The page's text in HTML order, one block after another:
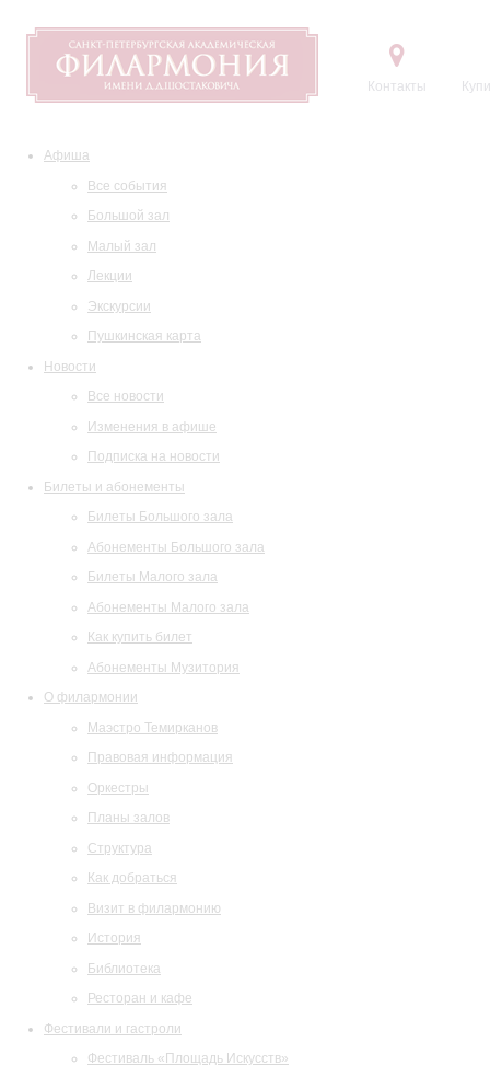
Контакты
Афиша
Все события
Большой зал
Малый зал
Лекции
Экскурсии
Пушкинская карта
Новости
Все новости
Изменения в афише
Подписка на новости
Билеты и абонементы
Билеты Большого зала
Абонементы Большого зала
Билеты Малого зала
Абонементы Малого зала
Как купить билет
Абонементы Музитория
О филармонии
Маэстро Темирканов
Правовая информация
Оркестры
Планы залов
Структура
Как добраться
Визит в филармонию
История
Библиотека
Ресторан и кафе
Фестивали и гастроли
Фестиваль «Площадь Искусств»